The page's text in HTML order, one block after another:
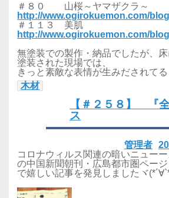
＃８０ 山桜～ヤマザクラ～
http://www.ogirokuemon.com/
＃１１３ 美
http://www.ogirokuemon.com/
無塗装での製作・納品でしたが、
塗装された現場では、
きっと素敵な表情が生みだされてる
木材
【＃２５８】 『
ス
管理者
コロナウィルス関連の暗いニュー
の中国新聞朝刊・広島都市圏ページ
で嬉しい記事を発見しましたヾ